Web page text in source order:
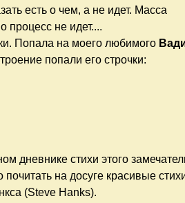
есть о чем, а не идет. Масса
процесс не идет....
Попала на моего любимого
попали его строчки:
дневнике стихи этого
на досуге красивые
(Steve Hanks).